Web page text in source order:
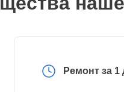
Ремонт за 1